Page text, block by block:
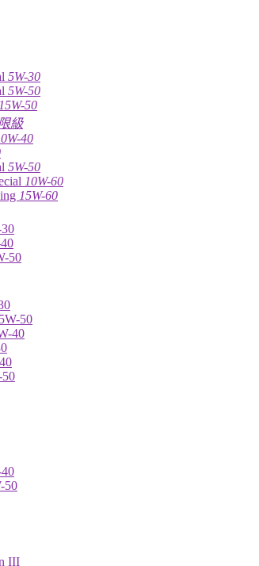
5W-30
5W-50
15W-50
級
0W-40
5W-50
10W-60
15W-60
50
50
40
50
50
III